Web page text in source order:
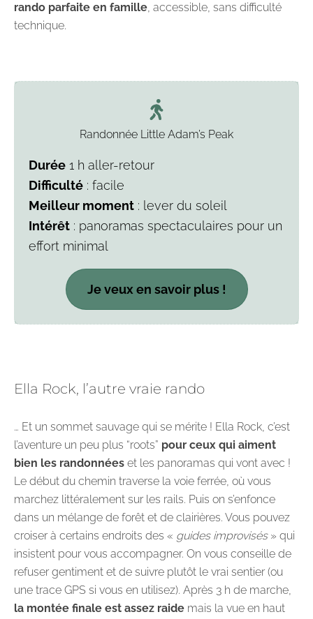
rando parfaite en famille, accessible, sans difficulté
technique.
Randonnée Little Adam’s Peak
Durée 1 h aller-retour
Difficulté : facile
Meilleur moment : lever du soleil
Intérêt : panoramas spectaculaires pour un
effort minimal
Je veux en savoir plus !
Ella Rock, l’autre vraie rando
… Et un sommet sauvage qui se mérite ! Ella Rock, c’est
l’aventure un peu plus “roots” pour ceux qui aiment
bien les randonnées et les panoramas qui vont avec !
Le début du chemin traverse la voie ferrée, où vous
marchez littéralement sur les rails. Puis on s’enfonce
dans un mélange de forêt et de clairières. Vous pouvez
croiser à certains endroits des « guides improvisés» qui
insistent pour vous accompagner. On vous conseille de
refuser gentiment et de suivre plutôt le vrai sentier (ou
une trace GPS si vous en utilisez). Après 3 h de marche,
la montée finale est assez raide mais la vue en haut